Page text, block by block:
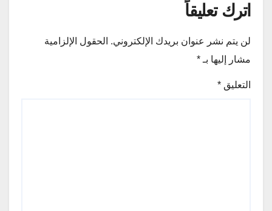
اترك تعليقاً
لن يتم نشر عنوان بريدك الإلكتروني. الحقول الإلزامية
مشار إليها بـ *
التعليق *